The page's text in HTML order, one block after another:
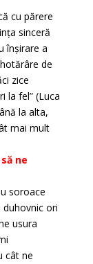
cu părere
sinceră
înșirare a
de
zice
la fel” (Luca
la alta,
mai mult
ne
soroace
duhovnic ori
usura
cât ne